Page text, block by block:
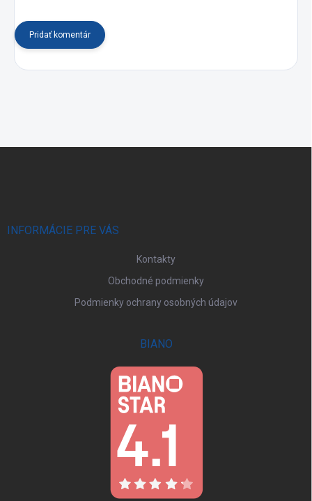
Pridať komentár
INFORMÁCIE PRE VÁS
Kontakty
Obchodné podmienky
Podmienky ochrany osobných údajov
BIANO